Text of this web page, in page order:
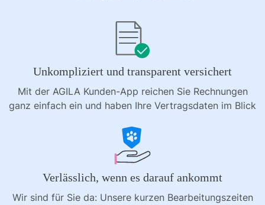
Unkompliziert und transparent versichert
Mit der AGILA Kunden-App reichen Sie Rechnungen
ganz einfach ein und haben Ihre Vertragsdaten im Blick
Verlässlich, wenn es darauf ankommt
Wir sind für Sie da: Unsere kurzen Bearbeitungszeiten